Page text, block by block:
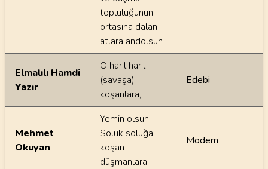
topluluğunun
ortasına dalan
atlara andolsun
Elmalılı Hamdi
Yazır
O harıl harıl
(savaşa)
koşanlara,
Edebi
Mehmet
Okuyan
Yemin olsun:
Soluk soluğa
koşan
düşmanlara
Modern